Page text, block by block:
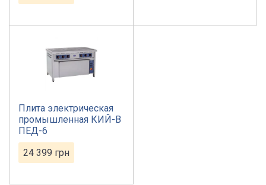
Плита электрическая
промышленная КИЙ-В
ПЕД-6
24 399 грн